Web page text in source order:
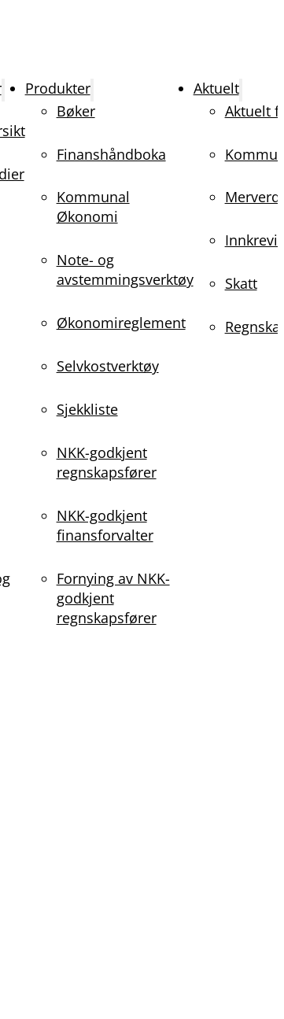
Produkter
Bøker
Finanshåndboka
Kommunal
Økonomi
Note- og
avstemmingsverktøy
Økonomireglement
Selvkostverktøy
Sjekkliste
NKK-godkjent
regnskapsfører
NKK-godkjent
finansforvalter
Fornying av NKK-
godkjent
regnskapsfører
Aktuelt
Aktuelt
Skatt